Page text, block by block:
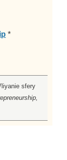
*
sfery